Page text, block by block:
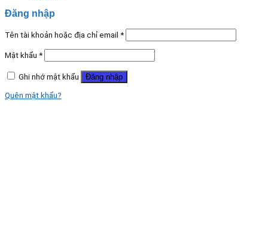
Đăng nhập
Tên tài khoản hoặc địa chỉ email *
Mật khẩu *
Ghi nhớ mật khẩu Đăng nhập
Quên mật khẩu?